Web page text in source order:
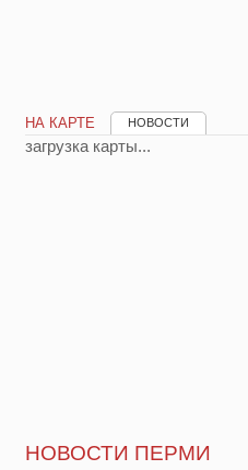
НА КАРТЕ НОВОСТИ
загрузка карты...
НОВОСТИ ПЕРМИ